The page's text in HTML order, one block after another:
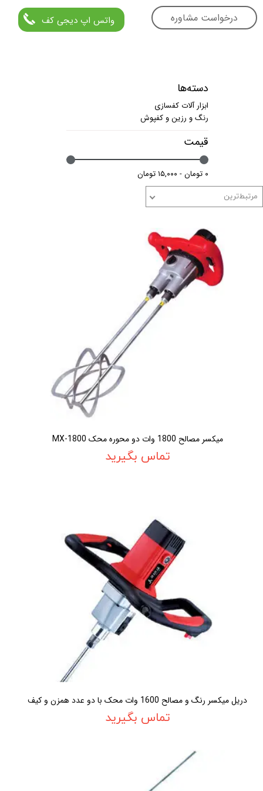
درخواست مشاوره واتس اپ دیجی کف
دسته‌ها
ابزار آلات کفسازی
رنگ و رزین و کفپوش
قیمت
۰ تومان - ۱۵,۰۰۰ تومان
مرتبط‌ترین
ميکسر مصالح 1800 وات دو محوره محک MX-1800
تماس بگیرید
دريل ميکسر رنگ و مصالح 1600 وات محک با دو عدد همزن و کيف
تماس بگیرید